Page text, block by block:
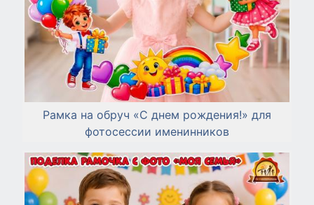
Рамка на обруч «С днем рождения!» для
фотосессии именинников